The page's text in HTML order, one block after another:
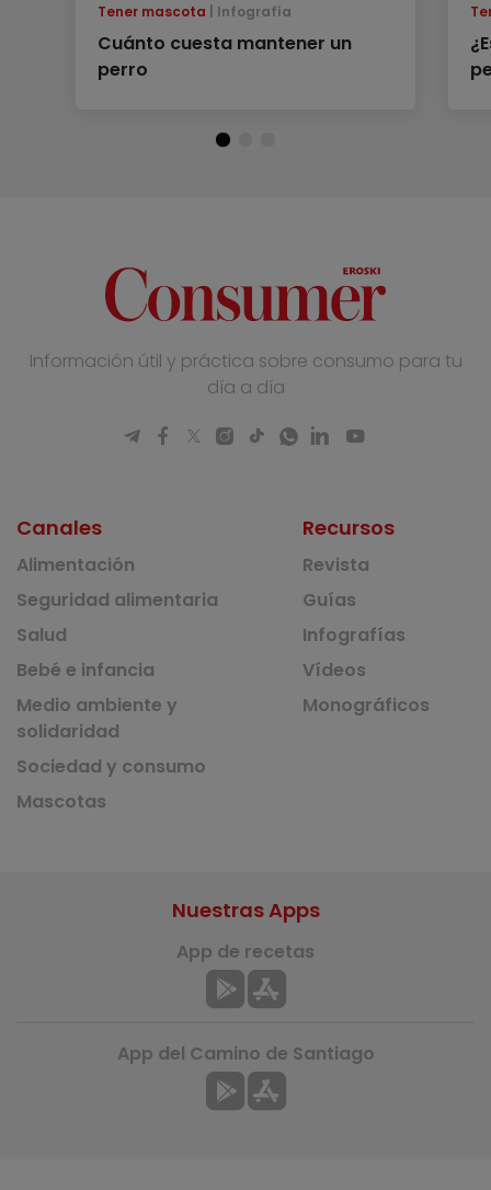
Tener mascota Infografía
Cuánto cuesta mantener un
perro
Información útil y práctica sobre consumo para tu
día a día
Canales
Alimentación
Seguridad alimentaria
Salud
Bebé e infancia
Medio ambiente y
solidaridad
Sociedad y consumo
Mascotas
Recursos
Revista
Guías
Infografías
Vídeos
Monográficos
Nuestras Apps
App de recetas
App del Camino de Santiago